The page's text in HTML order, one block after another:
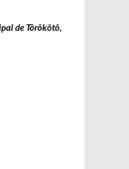
de Tôrôkôtô,